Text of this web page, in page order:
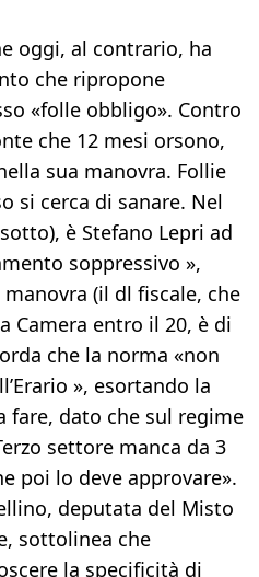
oggi, al contrario, ha
che ripropone
«folle obbligo». Contro
che 12 mesi orsono,
sua manovra. Follie
si cerca di sanare. Nel
è Stefano Lepri ad
soppressivo »,
(il dl fiscale, che
Camera entro il 20, è di
che la norma «non
», esortando la
fare, dato che sul regime
settore manca da 3
poi lo deve approvare».
deputata del Misto
sottolinea che
la specificità di